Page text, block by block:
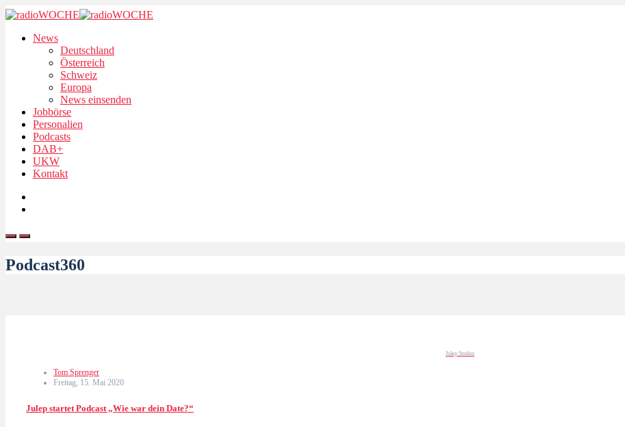
News
Deutschland
Österreich
Schweiz
Europa
News einsenden
Jobbörse
Personalien
Podcasts
DAB+
UKW
Kontakt
Podcast360
Julep Studios
Tom Sprenger
Freitag, 15. Mai 2020
Julep startet Podcast „Wie war dein Date?“